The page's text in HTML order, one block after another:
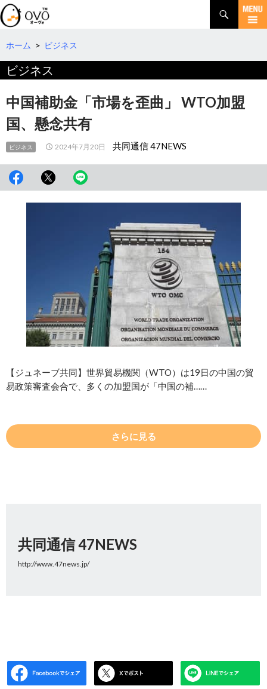
検
索
コ
テ
へ
動
ホーム > ビジネス
ビジネス
中国補助金「市場を歪曲」 WTO加盟
国、懸念共有
ビジネス 2024年7月20日 共同通信 47NEWS
【ジュネーブ共同】世界貿易機関（WTO）は19日の中国の貿
易政策審査会合で、多くの加盟国が「中国の補……
さらに見る
共同通信 47NEWS
http://www.47news.jp/